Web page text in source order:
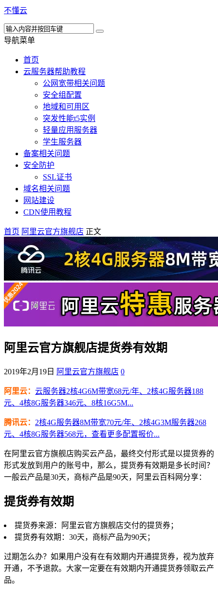
不懂云
导航菜单
首页
云服务器帮助教程
公网宽带相关问题
安全组配置
地域和可用区
突发性能t5实例
轻量应用服务器
学生服务器
备案相关问题
安全防护
SSL证书
域名相关问题
网站建设
CDN使用教程
首页 阿里云官方旗舰店 正文
阿里云官方旗舰店提货券有效期
2019年2月19日 阿里云官方旗舰店 0
阿里云： 云服务器2核4G6M带宽68元/年、2核4G服务器188
元、4核8G服务器346元、8核16G5M...
腾讯云： 2核4G服务器8M带宽70元/年、2核4G3M服务器268
元、4核8G服务器568元，查看更多配置报价...
在阿里云官方旗舰店购买云产品，最终交付形式是以提货券的
形式发放到用户的账号中，那么，提货券有效期是多长时间？
一般云产品是30天，商标产品是90天，阿里云百科网分享：
提货券有效期
提货券来源：阿里云官方旗舰店交付的提货券；
提货券有效期：30天，商标产品为90天；
过期怎么办？如果用户没有在有效期内开通提货券，视为放弃
开通，不予退款。大家一定要在有效期内开通提货券领取云产
品。